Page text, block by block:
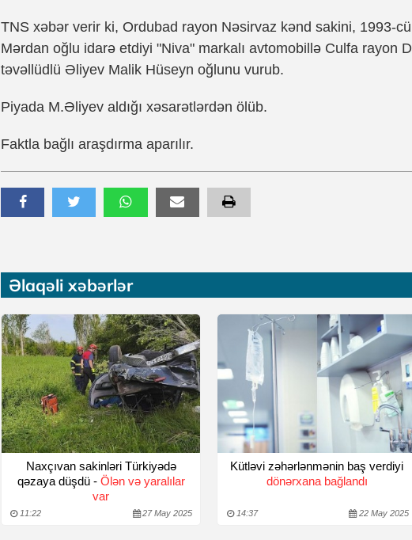
TNS xəbər verir ki, Ordubad rayon Nəsirvaz kənd sakini, 1993-
Mərdan oğlu idarə etdiyi "Niva" markalı avtomobillə Culfa rayon
təvəllüdlü Əliyev Malik Hüseyn oğlunu vurub.
Piyada M.Əliyev aldığı xəsarətlərdən ölüb.
Faktla bağlı araşdırma aparılır.
Əlaqəli xəbərlər
Naxçıvan sakinləri Türkiyədə
qəzaya düşdü - Ölən və yaralılar
var
11:22 27 May 2025
Kütləvi zəhərlənmənin baş verdiyi
dönərxana bağlandı
14:37 22 May 2025